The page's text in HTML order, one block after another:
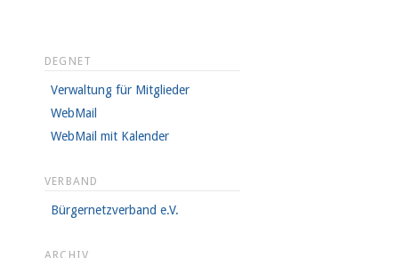
DEGNET
Verwaltung für Mitglieder
WebMail
WebMail mit Kalender
VERBAND
Bürgernetzverband e.V.
ARCHIV